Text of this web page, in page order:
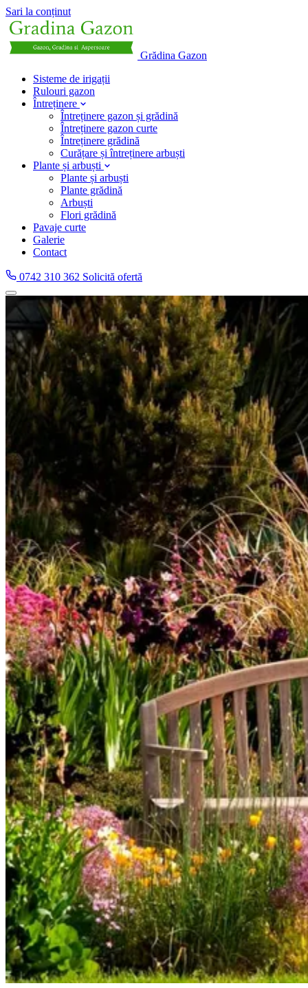
Sari la conținut
Grădina Gazon
Sisteme de irigații
Rulouri gazon
Întreținere
Întreținere gazon și grădină
Întreținere gazon curte
Întreținere grădină
Curățare și întreținere arbuști
Plante și arbuști
Plante și arbuști
Plante grădină
Arbuști
Flori grădină
Pavaje curte
Galerie
Contact
0742 310 362 Solicită ofertă